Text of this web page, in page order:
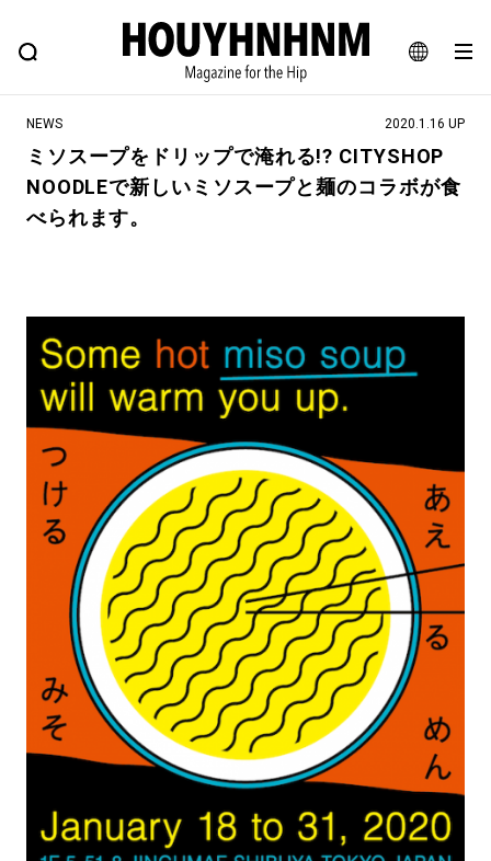
JA
EN
FEATURE BLOG SNAP
ヒップなファッション、カルチャー、ライフスタイルWEBマガジン
#注目のタグ
#NEW VINTAGE #マイナーグッド図鑑
#路地裏てぃーん。 #MONTHLY JOURNAL
#GH 銘品の所以 #フイナムのYouTube
#FOCUS IT #AH.H
#ととけん #FASHION #MUSIC #MOVIE
#LIFESTYLE #SNEAKER #OUTDOOR
#SPORTS #HANDSOME HANDBOOK
NEWS 2020.1.16 UP
ミソスープをドリップで淹れる!? CITYSHOP
NOODLEで新しいミソスープと麺のコラボが食
べられます。